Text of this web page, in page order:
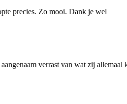
precies. Zo mooi. Dank je wel
verrast van wat zij